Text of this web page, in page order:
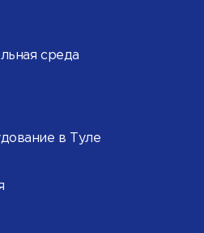
среда
в Туле